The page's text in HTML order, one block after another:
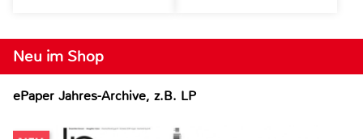
Neu im Shop
ePaper Jahres-Archive, z.B. LP